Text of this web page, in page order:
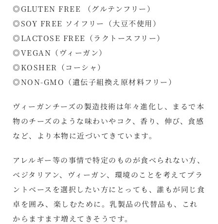
◎GLUTEN FREE （グルテンフリー）
◎SOY FREE ソイフリー（大豆不使用）
◎LACTOSE FREE（ラクトースフリー）
◎VEGAN（ヴィーガン）
◎KOSHER（コーシャ）
◎NON-GMO（遺伝子組換え原材料フリー）
ヴィーガンチーズの製造技術は年々進化し、まるで本
物のチーズのような味わいやコク、香り、伸び、食感
など、より本物に近づいてきています。
アレルギー等の事情で特定のものが食べられない方、
ベジタリアン、ヴィーガン、環境のことを考えてプラ
ントベースを選択したい方にとっても、誰もが同じ食
卓を囲み、楽しむために。乳製品の代替品も、これ
からますます増えてきそうです。